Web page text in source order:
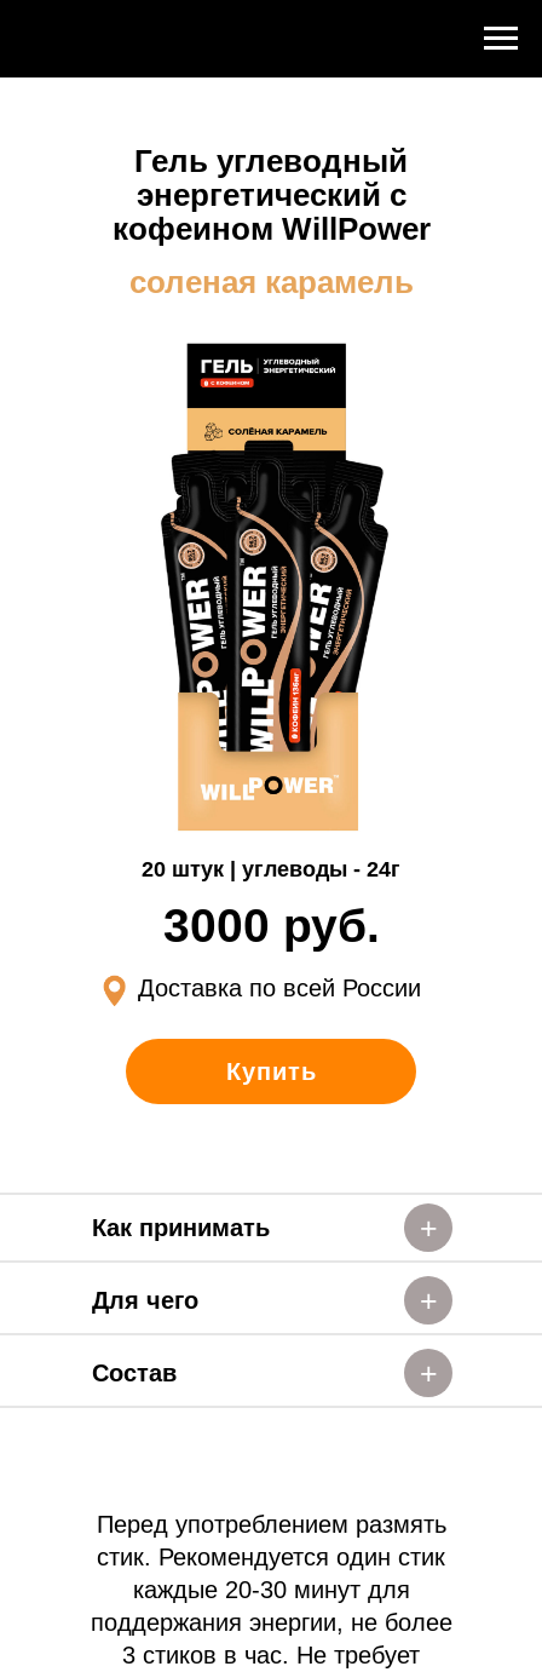
Гель углеводный
энергетический с
кофеином WillPower
20 штук | углеводы - 24г
Купить
3000 руб.
Доставка по всей России
соленая карамель
+
Как принимать
+
Для чего
+
Состав
Перед употреблением размять
стик. Рекомендуется один стик
каждые 20-30 минут для
поддержания энергии, не более
3 стиков в час. Не требует